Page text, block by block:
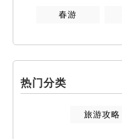
春游
热门分类
旅游攻略